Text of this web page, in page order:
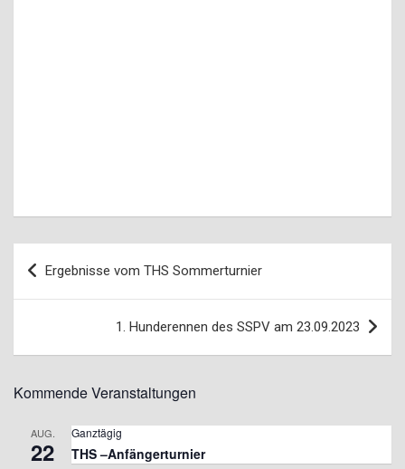
Beitragsnavigation
Ergebnisse vom THS Sommerturnier
1. Hunderennen des SSPV am 23.09.2023
Kommende Veranstaltungen
AUG.
22
Ganztägig
THS –Anfängerturnier